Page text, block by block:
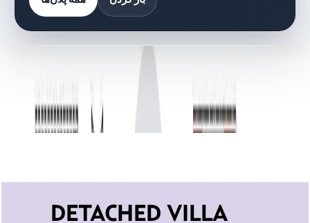
اسناد پلان طبقه